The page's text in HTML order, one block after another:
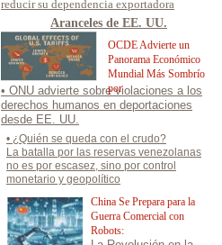
• ¿Quién se queda con el crudo?
La batalla por las reservas venezolanas
no es por escasez, sino por control
monetario y geopolítico
China Se Prepara para la
Guerra Comercial con
Robots:
• ONU advierte sobre violaciones a los
derechos humanos en deportaciones
desde EE. UU.
Aranceles de EE. UU.
OCDE Advierte un
Panorama Económico
Mundial Más Sombrío
por
reducir su dependencia exportadora